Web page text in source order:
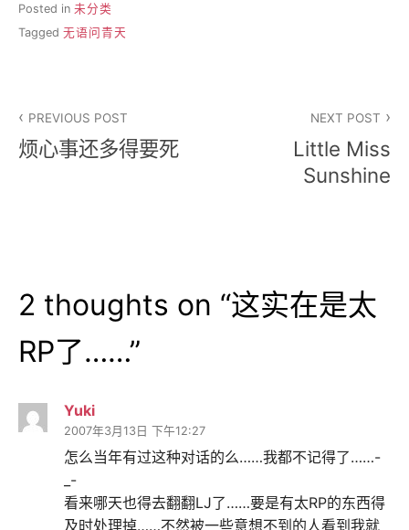
Posted in 未分类
Tagged 无语问青天
章
PREVIOUS POST
烦心事还多得要死
NEXT POST
Little Miss
Sunshine
2 thoughts on “这实在是太
RP了……”
Yuki
2007年3月13日 下午12:27
怎么当年有过这种对话的么……我都不记得了……-
_-
看来哪天也得去翻翻LJ了……要是有太RP的东西得
及时处理掉……不然被一些意想不到的人看到我就